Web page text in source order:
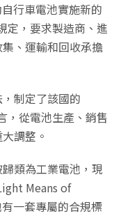
行車電池實施新的
定，要求製造商、進
、運輸和回收承擔
制定了該國的
，從電池生產、銷售
調整。
類為工業電池，現
Means of
一套專屬的合規標